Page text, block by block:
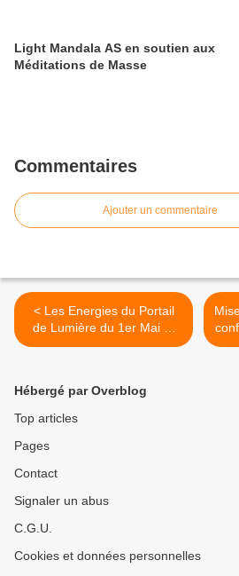
Light Mandala AS en soutien aux
Méditations de Masse
Commentaires
Ajouter un commentaire
< Les Energies du Portail
de Lumière du 1er Mai et
Energies nouvelle Lune du
Hébergé par Overblog
Top articles
Pages
Contact
Signaler un abus
C.G.U.
Cookies et données personnelles